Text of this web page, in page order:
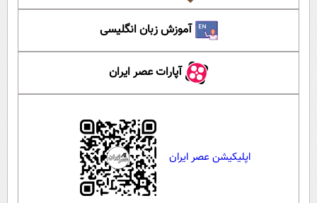
آموزش زبان انگلیسی
آپارات عصر ایران
اپلیکیشن عصر ایران